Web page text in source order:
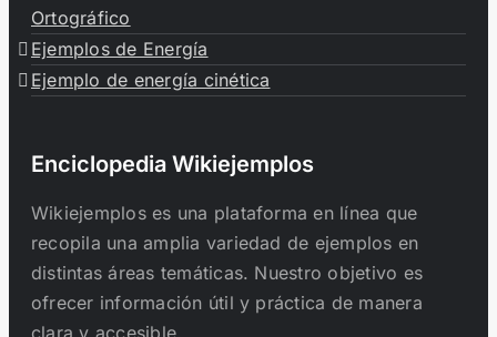
Ortográfico
Ejemplos de Energía
Ejemplo de energía cinética
Enciclopedia Wikiejemplos
Wikiejemplos es una plataforma en línea que
recopila una amplia variedad de ejemplos en
distintas áreas temáticas. Nuestro objetivo es
ofrecer información útil y práctica de manera
clara y accesible.